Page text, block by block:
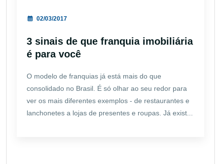
02/03/2017
3 sinais de que franquia imobiliária
é para você
O modelo de franquias já está mais do que
consolidado no Brasil. É só olhar ao seu redor para
ver os mais diferentes exemplos - de restaurantes e
lanchonetes a lojas de presentes e roupas. Já exist...